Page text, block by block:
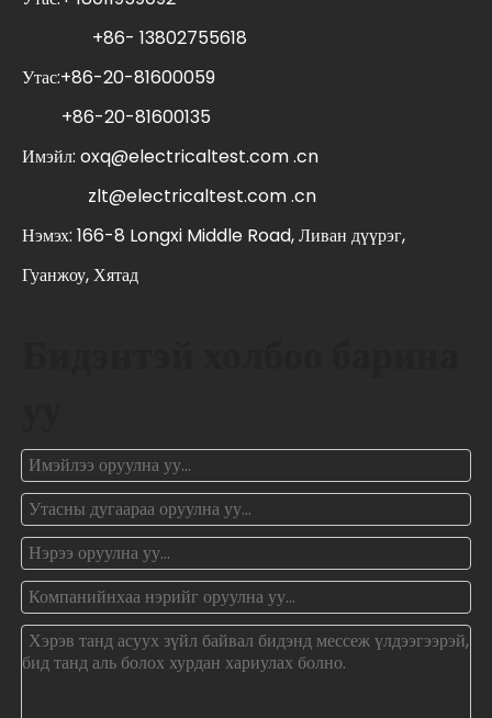
+86- 13802755618
Утас:+86-20-81600059
+86-20-81600135
Имэйл: oxq@electricaltest.com .cn
zlt@electricaltest.com .cn
Нэмэх: 166-8 Longxi Middle Road, Ливан дүүрэг,
Гуанжоу, Хятад